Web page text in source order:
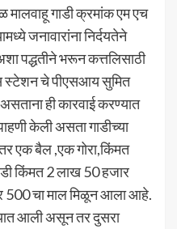
गाडी क्रमांक एम एच
जनावारांना निर्दयतेने
पद्धतीने भरून कत्तलिसाठी
स्टेशन चे पीएसआय सुमित
ही कारवाई करण्यात
केली असता गाडीच्या
एक बैल ,एक गोरा,किंमत
किंमत 2 लाख 50 हजार
चा माल मिळून आला आहे.
आली असून तर दुसरा